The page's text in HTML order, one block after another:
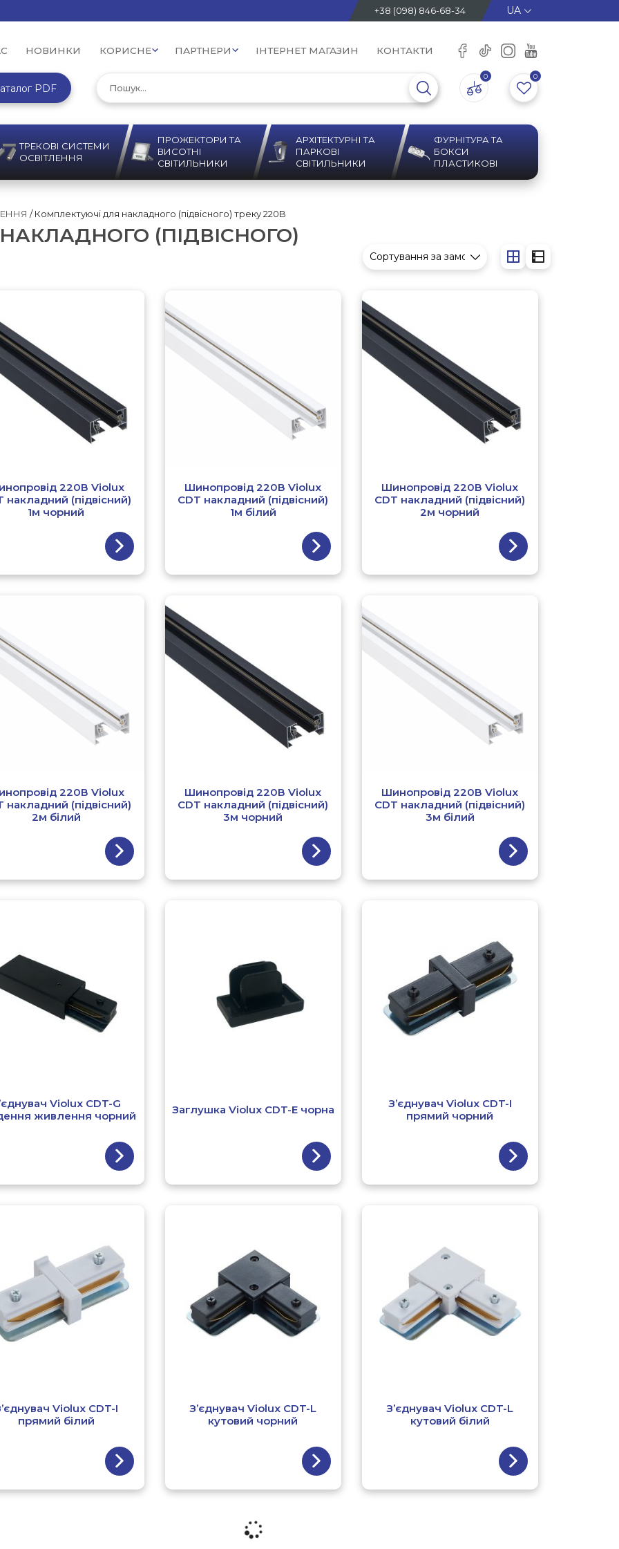
+38 (098) 846-68-34
НОВИНКИ КОРИСНЕ ПАРТНЕРИ ІНТЕРНЕТ МАГАЗИН КОНТАКТИ
PDF
0 0
ТРЕКОВІ СИСТЕМИ
ОСВІТЛЕННЯ
ПРОЖЕКТОРИ ТА
ВИСОТНІ
СВІТИЛЬНИКИ
АРХІТЕКТУРНІ ТА
ПАРКОВІ
СВІТИЛЬНИКИ
ФУРНІТУРА ТА
БОКСИ
ПЛАСТИКОВІ
/ Комплектуючі для накладного (підвісного) треку 220B
(ПІДВІСНОГО)
220В Violux
накладний (підвісний)
1м чорний
Шинопровід 220В Violux
CDT накладний (підвісний)
1м білий
Шинопровід 220В Violux
CDT накладний (підвісний)
2м чорний
220В Violux
накладний (підвісний)
2м білий
Шинопровід 220В Violux
CDT накладний (підвісний)
3м чорний
Шинопровід 220В Violux
CDT накладний (підвісний)
3м білий
Violux CDT-G
живлення чорний
Заглушка Violux CDT-E чорна
З’єднувач Violux CDT-І
прямий чорний
Violux CDT-І
прямий білий
З’єднувач Violux CDT-L
кутовий чорний
З’єднувач Violux CDT-L
кутовий білий